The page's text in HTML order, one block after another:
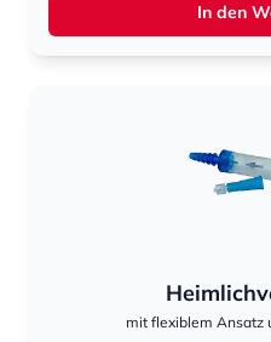
In den
mit flexiblem Ansatz